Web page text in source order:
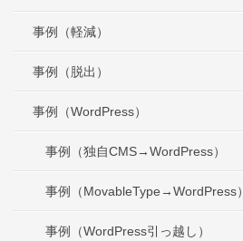
事例（軽減）
事例（脱出）
事例（WordPress）
事例（独自CMS→WordPress）
事例（MovableType→WordPress）
事例（WordPress引っ越し）